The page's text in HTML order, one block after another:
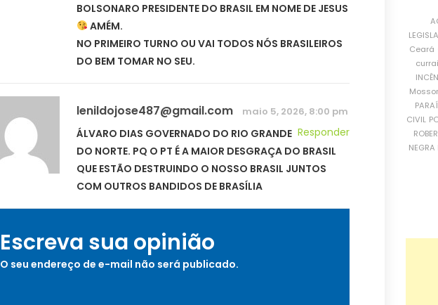
BOLSONARO PRESIDENTE DO BRASIL EM NOME DE JESUS
AMÉM.
NO PRIMEIRO TURNO OU VAI TODOS NÓS BRASILEIROS
DO BEM TOMAR NO SEU.
lenildojose487@gmail.com maio 5, 2026, 8:00 pm
Responder
ÁLVARO DIAS GOVERNADO DO RIO GRANDE
DO NORTE. PQ O PT É A MAIOR DESGRAÇA DO BRASIL
QUE ESTÃO DESTRUINDO O NOSSO BRASIL JUNTOS
COM OUTROS BANDIDOS DE BRASÍLIA
Escreva sua opinião
O seu endereço de e-mail não será publicado.
Ceará
CIVIL
NEGRA